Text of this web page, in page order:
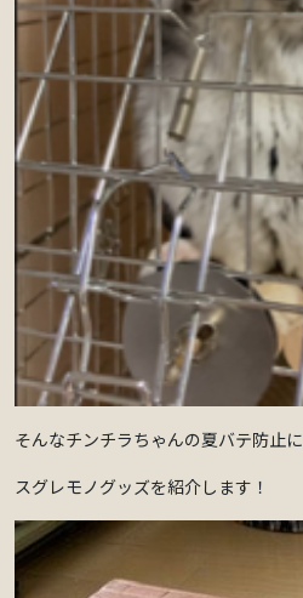
そんなチンチラちゃんの夏バテ防止に
スグレモノグッズを紹介します！